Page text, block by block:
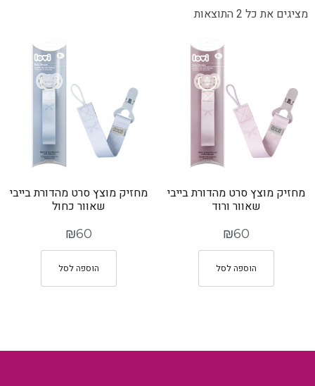
מציגים את כל ⁦2⁩ התוצאות
מחזיק מוצץ סרט מהדורת בייבי
שאוור ורוד
₪60
הוספה לסל
מחזיק מוצץ סרט מהדורת בייבי
שאוור כחול
₪60
הוספה לסל